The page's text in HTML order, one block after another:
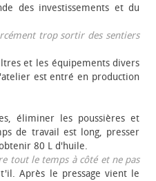
des investissements et du
trop sortir des sentiers
et les équipements divers
est entré en production
éliminer les poussières et
de travail est long, presser
80 L d'huile.
tout le temps à côté et ne pas
Après le pressage vient le